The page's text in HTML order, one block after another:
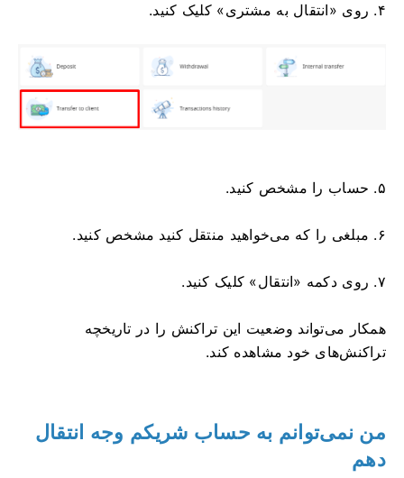
۴. روی «انتقال به مشتری» کلیک کنید.
۵. حساب را مشخص کنید.
۶. مبلغی را که می‌خواهید منتقل کنید مشخص کنید.
۷. روی دکمه «انتقال» کلیک کنید.
همکار می‌تواند وضعیت این تراکنش را در تاریخچه
تراکنش‌های خود مشاهده کند.
من نمی‌توانم به حساب شریکم وجه انتقال
دهم